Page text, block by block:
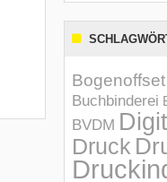
Bogenoffset
Buchbinderei
BVDM
Druck